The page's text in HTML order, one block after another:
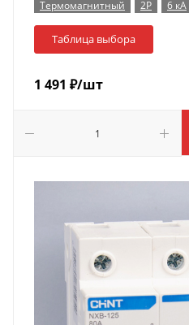
Термомагнитный
2P 6 кА
Таблица выбора
1 491 ₽/шт